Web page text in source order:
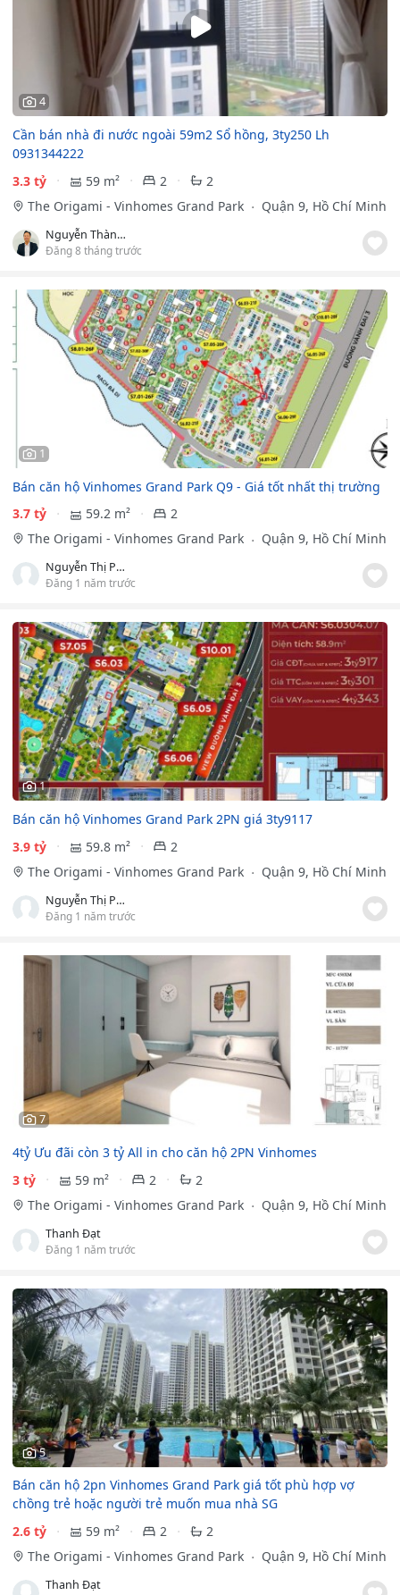
4
Cần bán nhà đi nước ngoài 59m2 Sổ hồng, 3ty250 Lh
0931344222
3.3 tỷ
59 m² 2
2
The Origami - Vinhomes Grand Park
Quận 9, Hồ Chí Minh
Nguyễn Thành Đạt
Đăng 8 tháng trước
1
Bán căn hộ Vinhomes Grand Park Q9 - Giá tốt nhất thị trường
3.7 tỷ
59.2 m²
2
The Origami - Vinhomes Grand Park
Quận 9, Hồ Chí Minh
Nguyễn Thị Phi Yến
Đăng 1 năm trước
1
Bán căn hộ Vinhomes Grand Park 2PN giá 3ty9117
3.9 tỷ
59.8 m²
2
The Origami - Vinhomes Grand Park
Quận 9, Hồ Chí Minh
Nguyễn Thị Phi Yến
Đăng 1 năm trước
7
4tỷ Ưu đãi còn 3 tỷ All in cho căn hộ 2PN Vinhomes
3 tỷ
59 m² 2
2
The Origami - Vinhomes Grand Park
Quận 9, Hồ Chí Minh
Thanh Đạt
Đăng 1 năm trước
5
Bán căn hộ 2pn Vinhomes Grand Park giá tốt phù hợp vợ
chồng trẻ hoặc người trẻ muốn mua nhà SG
2.6 tỷ
59 m² 2
2
The Origami - Vinhomes Grand Park
Quận 9, Hồ Chí Minh
Thanh Đạt